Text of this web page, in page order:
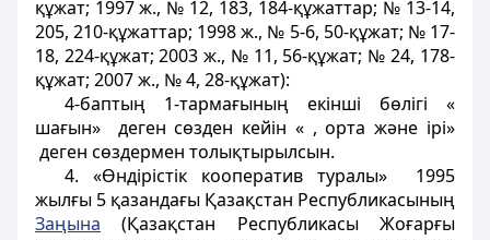
құжат; 1997 ж., № 12, 183, 184-құжаттар; № 13-14,
205, 210-құжаттар; 1998 ж., № 5-6, 50-құжат; № 17-
18, 224-құжат; 2003 ж., № 11, 56-құжат; № 24, 178-
құжат; 2007 ж., № 4, 28-құжат):
4-баптың 1-тармағының екінші бөлігі «
шағын» деген сөзден кейін « , орта және ірі»
деген сөздермен толықтырылсын.
4. «Өндірістік кооператив туралы» 1995
жылғы 5 қазандағы Қазақстан Республикасының
Заңына (Қазақстан Республикасы Жоғарғы